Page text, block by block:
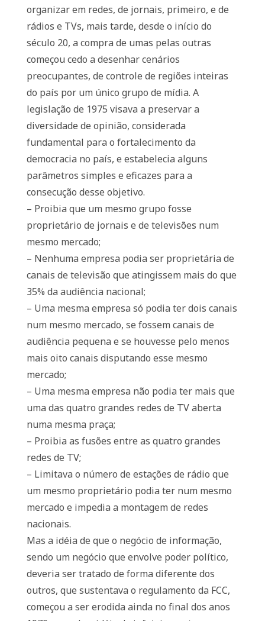
organizar em redes, de jornais, primeiro, e de
rádios e TVs, mais tarde, desde o início do
século 20, a compra de umas pelas outras
começou cedo a desenhar cenários
preocupantes, de controle de regiões inteiras
do país por um único grupo de mídia. A
legislação de 1975 visava a preservar a
diversidade de opinião, considerada
fundamental para o fortalecimento da
democracia no país, e estabelecia alguns
parâmetros simples e eficazes para a
consecução desse objetivo.
– Proibia que um mesmo grupo fosse
proprietário de jornais e de televisões num
mesmo mercado;
– Nenhuma empresa podia ser proprietária de
canais de televisão que atingissem mais do que
35% da audiência nacional;
– Uma mesma empresa só podia ter dois canais
num mesmo mercado, se fossem canais de
audiência pequena e se houvesse pelo menos
mais oito canais disputando esse mesmo
mercado;
– Uma mesma empresa não podia ter mais que
uma das quatro grandes redes de TV aberta
numa mesma praça;
– Proibia as fusões entre as quatro grandes
redes de TV;
– Limitava o número de estações de rádio que
um mesmo proprietário podia ter num mesmo
mercado e impedia a montagem de redes
nacionais.
Mas a idéia de que o negócio de informação,
sendo um negócio que envolve poder político,
deveria ser tratado de forma diferente dos
outros, que sustentava o regulamento da FCC,
começou a ser erodida ainda no final dos anos